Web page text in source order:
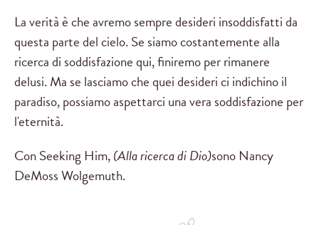
La verità è che avremo sempre desideri insoddisfatti da
questa parte del cielo. Se siamo costantemente alla
ricerca di soddisfazione qui, finiremo per rimanere
delusi. Ma se lasciamo che quei desideri ci indichino il
paradiso, possiamo aspettarci una vera soddisfazione per
l'eternità.
Con Seeking Him,(Alla ricerca di Dio)sono Nancy
DeMoss Wolgemuth.